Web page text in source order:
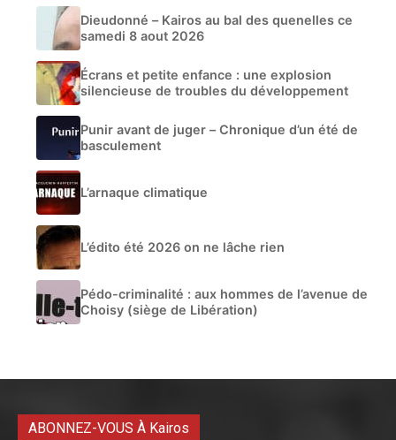
Dieudonné – Kairos au bal des quenelles ce
samedi 8 aout 2026
Écrans et petite enfance : une explosion
silencieuse de troubles du développement
Punir avant de juger – Chronique d’un été de
basculement
L’arnaque climatique
L’édito été 2026 on ne lâche rien
Pédo-criminalité : aux hommes de l’avenue de
Choisy (siège de Libération)
ABONNEZ-VOUS À Kairos